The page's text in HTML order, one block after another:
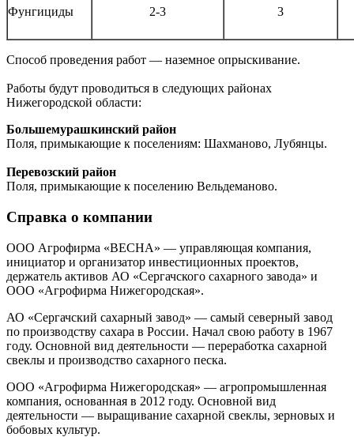
Фунгициды 2-3 3
Способ проведения работ — наземное опрыскивание.
Работы будут проводиться в следующих районах
Нижегородской области:
Большемурашкинский район
Поля, примыкающие к поселениям: Шахманово, Лубянцы.
Перевозский район
Поля, примыкающие к поселению Вельдеманово.
Справка о компании
ООО Агрофирма «ВЕСНА» — управляющая компания,
инициатор и организатор инвестиционных проектов,
держатель активов АО «Сергачского сахарного завода» и
ООО «Агрофирма Нижегородская».
АО «Сергачский сахарный завод» — самый северный завод
по производству сахара в России. Начал свою работу в 1967
году. Основной вид деятельности — переработка сахарной
свеклы и производство сахарного песка.
ООО «Агрофирма Нижегородская» — агропромышленная
компания, основанная в 2012 году. Основной вид
деятельности — выращивание сахарной свеклы, зерновых и
бобовых культур.